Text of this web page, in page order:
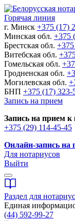
Горячая линия
г. Минск +375 (17)
Минская обл. +375
Брестская обл.
Витебская обл.
Гомельская обл.
Гродненская обл.
Могилевская обл.
БНП +375 (17) 323-
Запись на прием
Запись на прием к
+375 (29) 114-45-45
Онлайн-запись на
Для нотариусов
Выйти
Раздел для
Единая
(44) 592-99-27